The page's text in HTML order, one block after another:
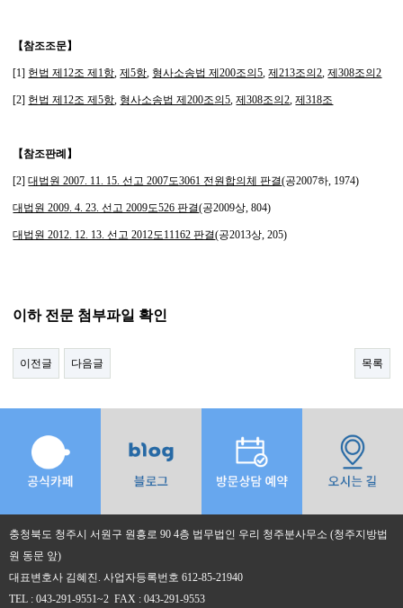
【참조조문】
[1] 헌법 제12조 제1항,제5항, 형사소송법 제200조의5,제213조의2,제308조의2
[2] 헌법 제12조 제5항, 형사소송법 제200조의5,제308조의2,제318조
【참조판례】
[2]대법원 2007. 11. 15. 선고 2007도3061 전원합의체 판결(공2007하, 1974)
대법원 2009. 4. 23. 선고 2009도526 판결(공2009상, 804)
대법원 2012. 12. 13. 선고 2012도11162 판결(공2013상, 205)
이하 전문 첨부파일 확인​
이전글 다음글 목록
충청북도 청주시 서원구 원흥로 90 4층 법무법인 우리 청주분사무소 (청주지방법
원 동문 앞)
대표변호사 김혜진. 사업자등록번호 612-85-21940
TEL : 043-291-9551~2 FAX : 043-291-9553